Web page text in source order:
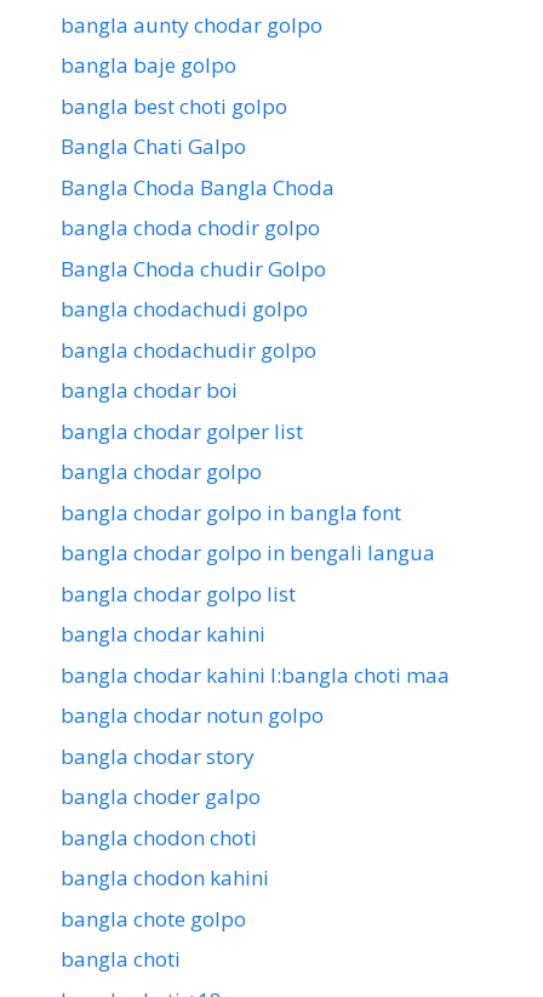
bangla aunty chodar golpo
bangla baje golpo
bangla best choti golpo
Bangla Chati Galpo
Bangla Choda Bangla Choda
bangla choda chodir golpo
Bangla Choda chudir Golpo
bangla chodachudi golpo
bangla chodachudir golpo
bangla chodar boi
bangla chodar golper list
bangla chodar golpo
bangla chodar golpo in bangla font
bangla chodar golpo in bengali langua
bangla chodar golpo list
bangla chodar kahini
bangla chodar kahini l:bangla choti maa
bangla chodar notun golpo
bangla chodar story
bangla choder galpo
bangla chodon choti
bangla chodon kahini
bangla chote golpo
bangla choti